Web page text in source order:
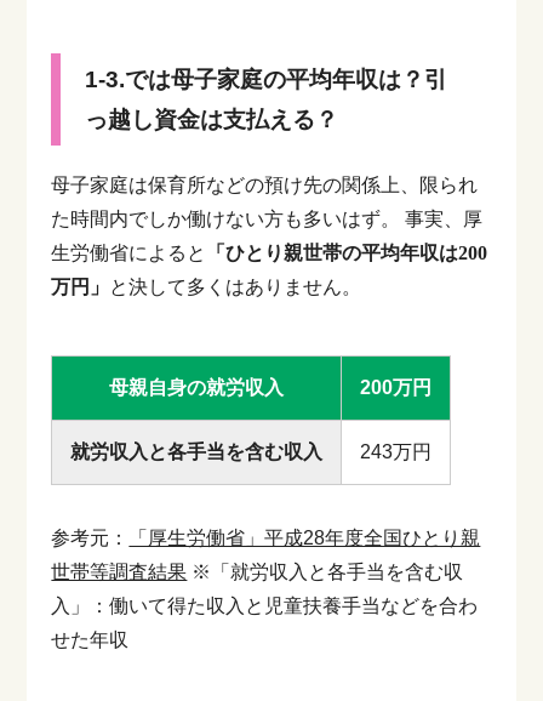
1-3.では母子家庭の平均年収は？引
っ越し資金は支払える？
母子家庭は保育所などの預け先の関係上、限られ
た時間内でしか働けない方も多いはず。
事実、厚
生労働省によると
「ひとり親世帯の平均年収は200
万円」 と決して多くはありません。
母親自身の就労収入 200万円
就労収入と各手当を含む収入 243万円
参考元：
「厚生労働省」平成28年度全国ひとり親
世帯等調査結果 ※「就労収入と各手当を含む収
入」：働いて得た収入と児童扶養手当などを合わ
せた年収